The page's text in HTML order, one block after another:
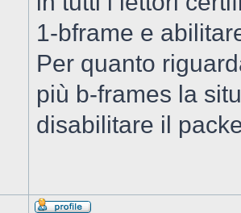
1-bframe e
Per quanto
più b-frames la
disabilitare il